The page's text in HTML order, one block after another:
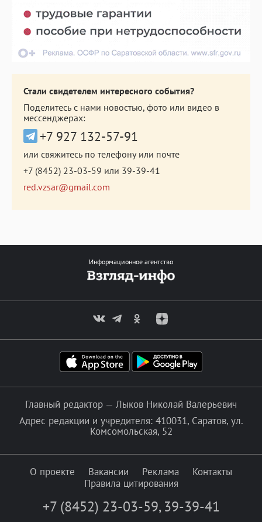
Стали свидетелем интересного события?
Поделитесь с нами новостью, фото или видео в
мессенджерах:
+7 927 132-57-91
или свяжитесь по телефону или почте
+7 (8452) 23-03-59 или 39-39-41
red.vzsar@gmail.com
Информационное агентство
Главный редактор — Лыков Николай Валерьевич
Адрес редакции и учредителя: 410031, Саратов, ул.
Комсомольская, 52
О проекте Вакансии Реклама
Контакты
Правила цитирования
+7 (8452) 23-03-59, 39-39-41